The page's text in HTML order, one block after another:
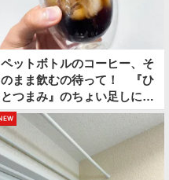
ペットボトルのコーヒー、そ
のまま飲むの待って！ 『ひ
とつまみ』のちょい足しに
「夏にぴったり」「クセにな
る」
new